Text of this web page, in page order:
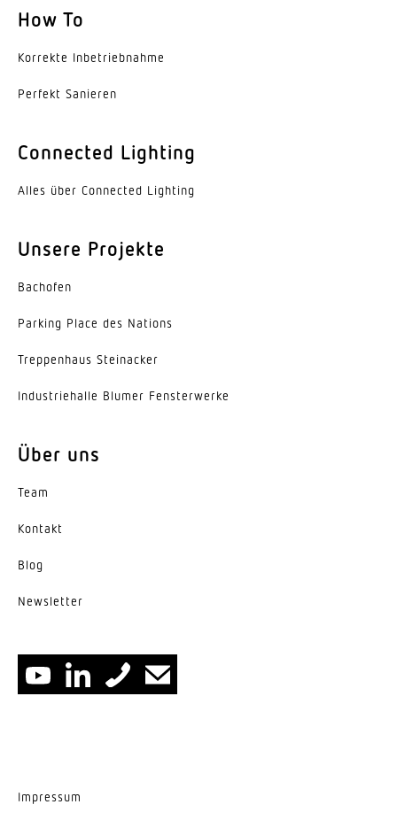
Umgebungstemperatur
Aluminium
Farbe
Aluminium
38°
Energieeffizienzklasse
C
Herstellergarantie
Variante
How To
Korrekte Inbe­trieb­nahme
Perfekt Sanieren
Connected Lighting
Alles über Connected Lighting
Unsere Projekte
Bachofen
Parking Place des Nations
Trep­penhaus Steinacker
Indus­trie­halle Blumer Fensterwerke
Über uns
Team
Kontakt
Blog
News­letter
Impressum